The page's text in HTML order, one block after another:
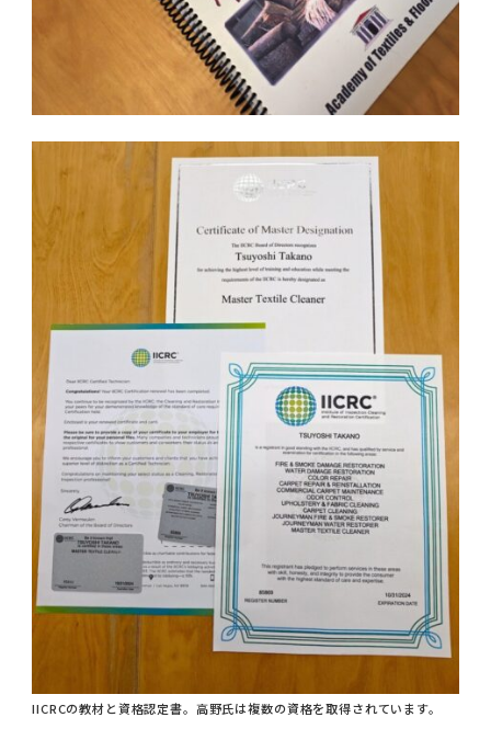
IICRCの教材と資格認定書。高野氏は複数の資格を取得されています。